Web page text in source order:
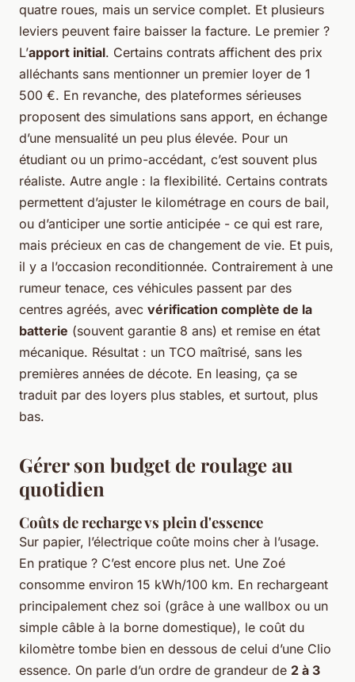
quatre roues, mais un service complet. Et plusieurs
leviers peuvent faire baisser la facture. Le premier ?
L’apport initial. Certains contrats affichent des prix
alléchants sans mentionner un premier loyer de 1
500 €. En revanche, des plateformes sérieuses
proposent des simulations sans apport, en échange
d’une mensualité un peu plus élevée. Pour un
étudiant ou un primo-accédant, c’est souvent plus
réaliste. Autre angle : la flexibilité. Certains contrats
permettent d’ajuster le kilométrage en cours de bail,
ou d’anticiper une sortie anticipée - ce qui est rare,
mais précieux en cas de changement de vie. Et puis,
il y a l’occasion reconditionnée. Contrairement à une
rumeur tenace, ces véhicules passent par des
centres agréés, avec vérification complète de la
batterie (souvent garantie 8 ans) et remise en état
mécanique. Résultat : un TCO maîtrisé, sans les
premières années de décote. En leasing, ça se
traduit par des loyers plus stables, et surtout, plus
bas.
Gérer son budget de roulage au
quotidien
Coûts de recharge vs plein d'essence
Sur papier, l’électrique coûte moins cher à l’usage.
En pratique ? C’est encore plus net. Une Zoé
consomme environ 15 kWh/100 km. En rechargeant
principalement chez soi (grâce à une wallbox ou un
simple câble à la borne domestique), le coût du
kilomètre tombe bien en dessous de celui d’une Clio
essence. On parle d’un ordre de grandeur de 2 à 3